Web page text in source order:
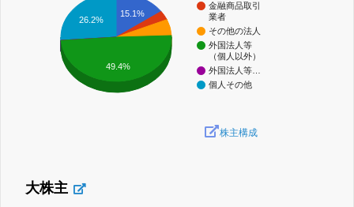
金融商品取引
業者
その他の法人
外国法人等
（個人以外）
外国法人等…
個人その他
15.1%
26.2%
49.4%
株主構成
大株主